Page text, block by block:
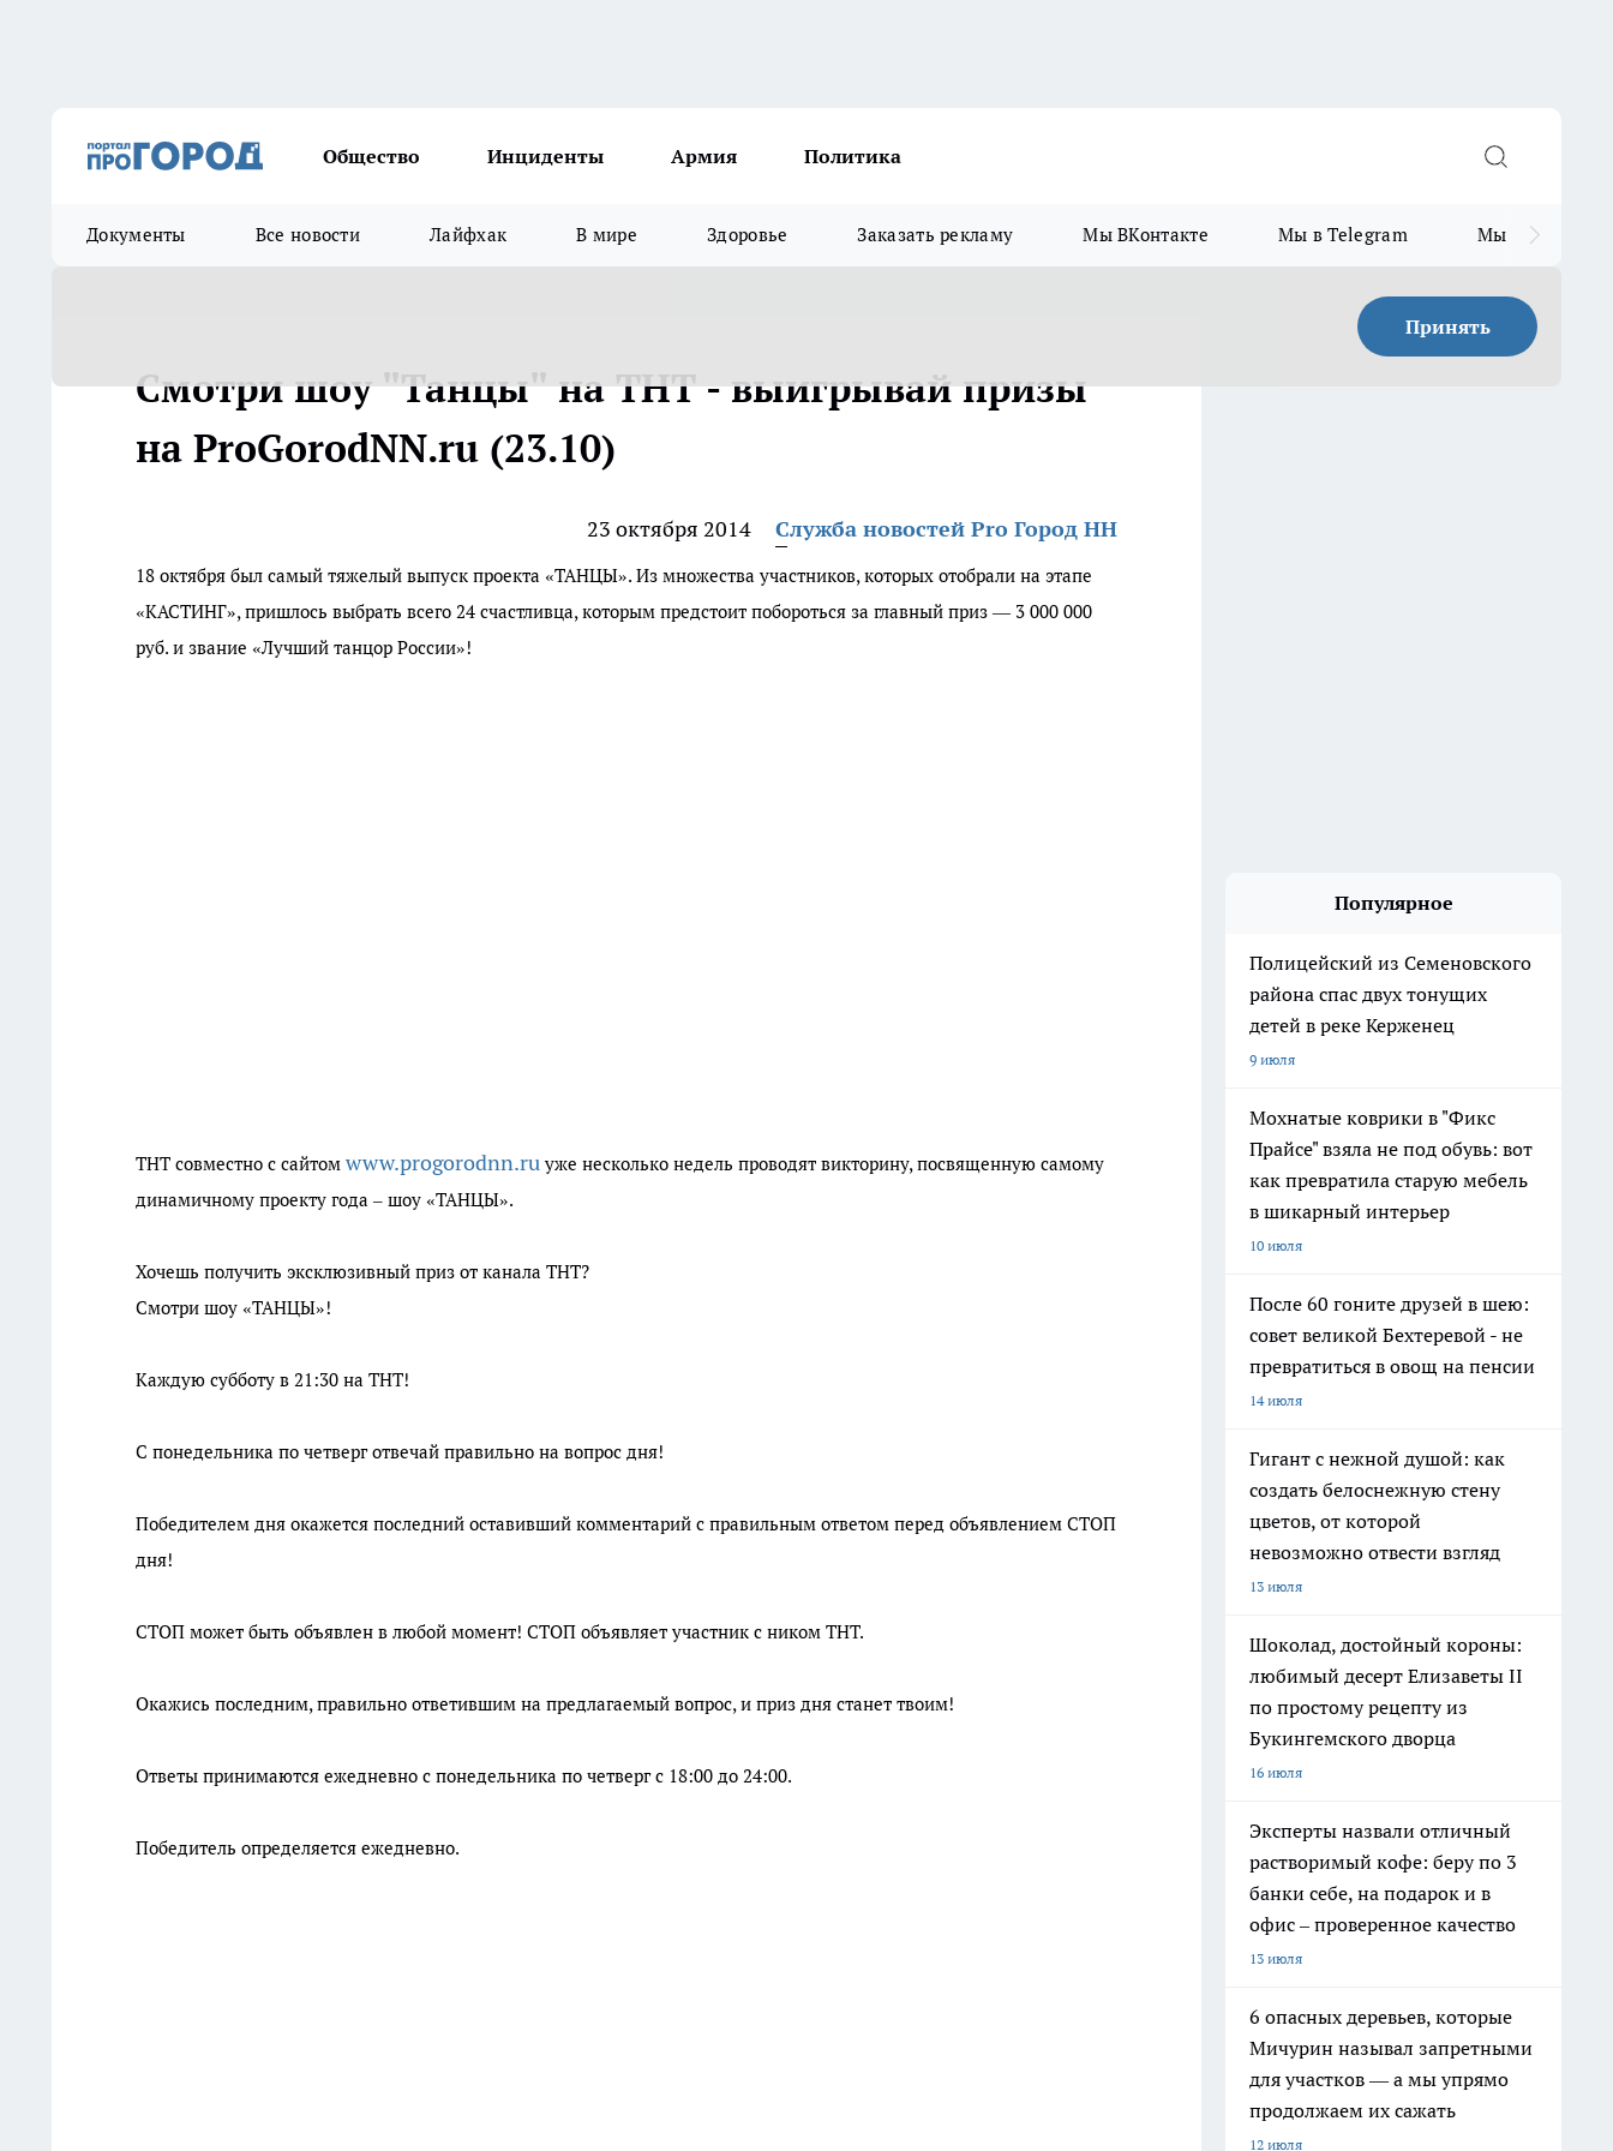
Общество Инциденты Армия Политика
Документы Все новости Лайфхак В мире Здоровье Заказать рекламу Мы ВКонтакте Мы в Telegram Мы в MAX
Принять
Смотри шоу "Танцы" на ТНТ - выигрывай призы
на ProGorodNN.ru (23.10)
23 октября 2014 Служба новостей Pro Город НН
18 октября был самый тяжелый выпуск проекта «ТАНЦЫ». Из множества участников, которых отобрали на этапе
«КАСТИНГ», пришлось выбрать всего 24 счастливца, которым предстоит побороться за главный приз — 3 000 000
руб. и звание «Лучший танцор России»!
ТНТ совместно с сайтом www.progorodnn.ru уже несколько недель проводят викторину, посвященную самому
динамичному проекту года – шоу «ТАНЦЫ».
Хочешь получить эксклюзивный приз от канала ТНТ?
Смотри шоу «ТАНЦЫ»!
Каждую субботу в 21:30 на ТНТ!
С понедельника по четверг отвечай правильно на вопрос дня!
Победителем дня окажется последний оставивший комментарий с правильным ответом перед объявлением СТОП
дня!
СТОП может быть объявлен в любой момент! СТОП объявляет участник с ником ТНТ.
Окажись последним, правильно ответившим на предлагаемый вопрос, и приз дня станет твоим!
Ответы принимаются ежедневно с понедельника по четверг с 18:00 до 24:00.
Победитель определяется ежедневно.
Популярное
Полицейский из Семеновского
района спас двух тонущих
детей в реке Керженец
9 июля
Мохнатые коврики в "Фикс
Прайсе" взяла не под обувь: вот
как превратила старую мебель
в шикарный интерьер
10 июля
После 60 гоните друзей в шею:
совет великой Бехтеревой - не
превратиться в овощ на пенсии
14 июля
Гигант с нежной душой: как
создать белоснежную стену
цветов, от которой
невозможно отвести взгляд
13 июля
Шоколад, достойный короны:
любимый десерт Елизаветы II
по простому рецепту из
Букингемского дворца
16 июля
Эксперты назвали отличный
растворимый кофе: беру по 3
банки себе, на подарок и в
офис – проверенное качество
13 июля
6 опасных деревьев, которые
Мичурин называл запретными
для участков — а мы упрямо
продолжаем их сажать
12 июля